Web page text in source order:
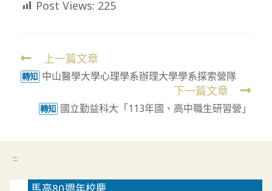
Post Views: 225
Read
more
上一篇文章
轉知 中山醫學大學心理學系辦理大學學系探索營隊
下一篇文章
轉知 國立勤益科大「113年國、高中職生研習營」
:::
馬高80週年校慶